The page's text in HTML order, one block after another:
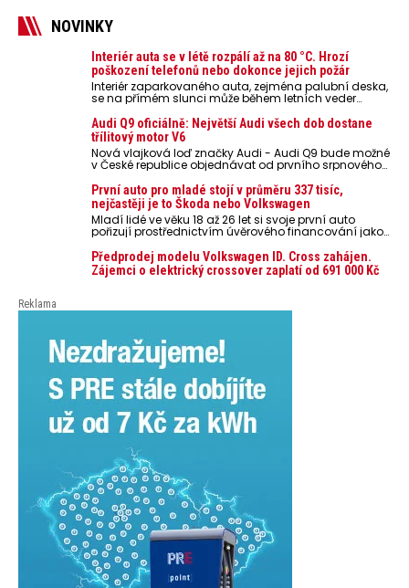
NOVINKY
Interiér auta se v létě rozpálí až na 80 °C. Hrozí
poškození telefonů nebo dokonce jejich požár
Interiér zaparkovaného auta, zejména palubní deska,
se na přímém slunci může během letních veder
nebezpečí pro odložené mobilní telefony, powerbanky
nebo notebooky. Můžou urychlit stárnutí baterií,
poškodit elektroniku a ve výjimečných případech i
zvýšit riziko požáru.
Audi Q9 oficiálně: Největší Audi všech dob dostane
třílitový motor V6
Nová vlajková loď značky Audi - Audi Q9 bude možné
v České republice objednávat od prvního srpnového
První auto pro mladé stojí v průměru 337 tisíc,
nejčastěji je to Škoda nebo Volkswagen
Mladí lidé ve věku 18 až 26 let si svoje první auto
pořizují prostřednictvím úvěrového financování jako
auto. Průměrná pořizovací cena vozu dosahuje 337
tisíc korun a průměrná financovaná částka
přesahuje 251 tisíc korun. Vyplývá to z dat Leasingu
Předprodej modelu Volkswagen ID. Cross zahájen.
Zájemci o elektrický crossover zaplatí od 691 000 Kč
Reklama